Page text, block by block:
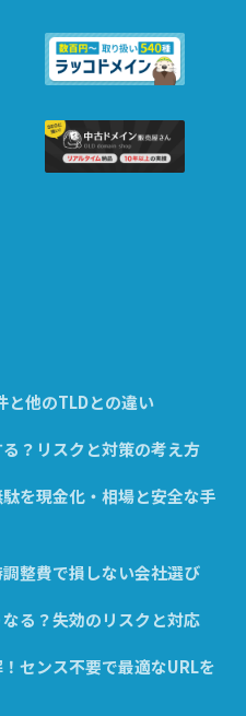
と他のTLDとの違い
？リスクと対策の考え方
を現金化・相場と安全な手
整費で損しない会社選び
る？失効のリスクと対応
センス不要で最適なURLを